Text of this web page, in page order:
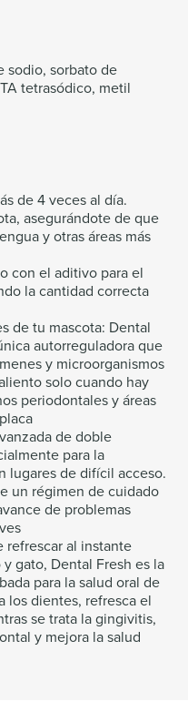
sodio, sorbato de
tetrasódico, metil
de 4 veces al día.
asegurándote de que
y otras áreas más
con el aditivo para el
la cantidad correcta
de tu mascota: Dental
autorreguladora que
y microorganismos
solo cuando hay
periodontales y áreas
de doble
para la
lugares de difícil acceso.
un régimen de cuidado
de problemas
refrescar al instante
gato, Dental Fresh es la
para la salud oral de
los dientes, refresca el
se trata la gingivitis,
y mejora la salud